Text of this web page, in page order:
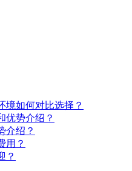
境如何对比选择？
优势介绍？
介绍？
用？
？